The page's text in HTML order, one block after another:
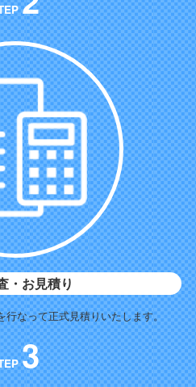
・お見積り
行なって正式見積りいたします。
3